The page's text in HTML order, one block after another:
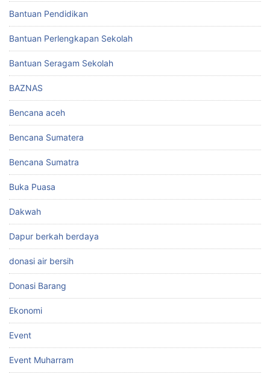
Bantuan Pendidikan
Bantuan Perlengkapan Sekolah
Bantuan Seragam Sekolah
BAZNAS
Bencana aceh
Bencana Sumatera
Bencana Sumatra
Buka Puasa
Dakwah
Dapur berkah berdaya
donasi air bersih
Donasi Barang
Ekonomi
Event
Event Muharram